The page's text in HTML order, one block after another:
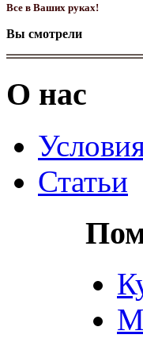
Все в Ваших руках!
Вы смотрели
О нас
Статьи